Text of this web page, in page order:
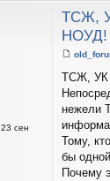
23 сен
ТСЖ,
НОУД!
о
о
б
щ
е
н
и
е
ТСЖ, УК
нежели
Тому,
бы
Почему